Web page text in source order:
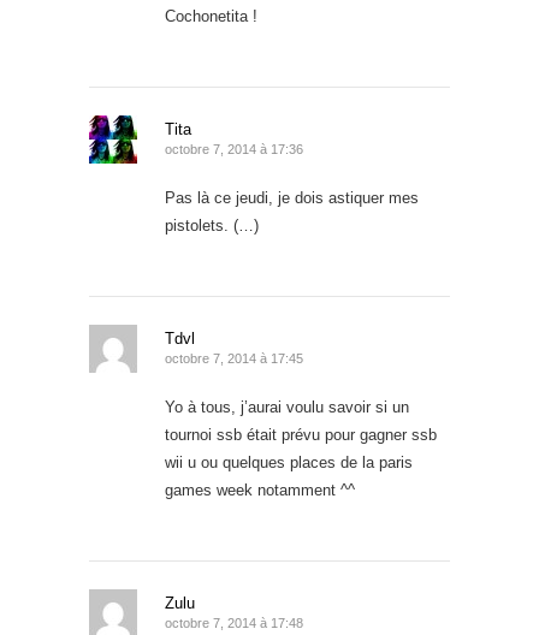
Cochonetita !
Tita
octobre 7, 2014 à 17:36
Pas là ce jeudi, je dois astiquer mes
pistolets. (…)
Tdvl
octobre 7, 2014 à 17:45
Yo à tous, j’aurai voulu savoir si un
tournoi ssb était prévu pour gagner ssb
wii u ou quelques places de la paris
games week notamment ^^
Zulu
octobre 7, 2014 à 17:48